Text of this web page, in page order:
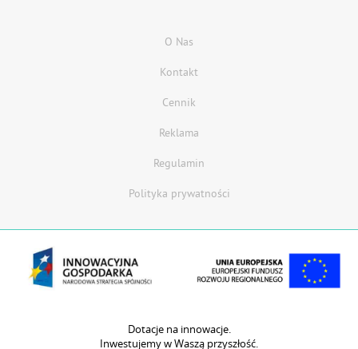
O Nas
Kontakt
Cennik
Reklama
Regulamin
Polityka prywatności
Dotacje na innowacje.
Inwestujemy w Waszą przyszłość.